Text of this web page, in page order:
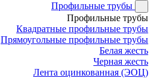
Профильные трубы
Профильные трубы
Квадратные профильные трубы
Прямоугольные профильные трубы
Белая жесть
Черная жесть
Лента оцинкованная (ЭОЦ)